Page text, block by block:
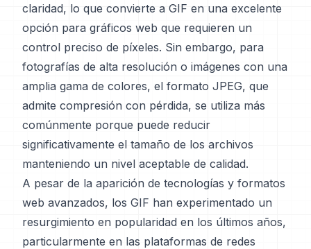
claridad, lo que convierte a GIF en una excelente
opción para gráficos web que requieren un
control preciso de píxeles. Sin embargo, para
fotografías de alta resolución o imágenes con una
amplia gama de colores, el formato JPEG, que
admite compresión con pérdida, se utiliza más
comúnmente porque puede reducir
significativamente el tamaño de los archivos
manteniendo un nivel aceptable de calidad.
A pesar de la aparición de tecnologías y formatos
web avanzados, los GIF han experimentado un
resurgimiento en popularidad en los últimos años,
particularmente en las plataformas de redes